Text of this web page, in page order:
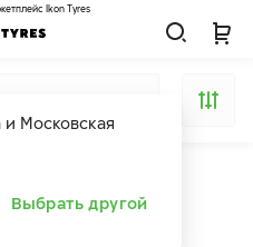
и Московская
Выбрать другой
Ikon Tyres
фильтров